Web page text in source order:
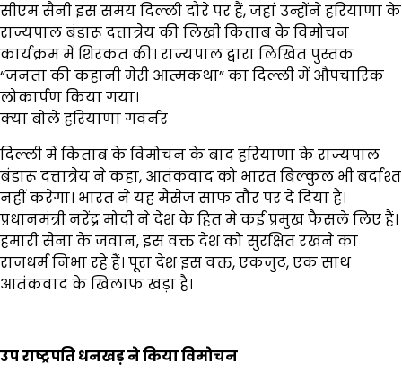
सीएम सैनी इस समय दिल्ली दौरे पर हैं, जहां उन्होंने हरियाणा के
राज्यपाल बंडारू दत्तात्रेय की लिखी किताब के विमोचन
कार्यक्रम में शिरकत की। राज्यपाल द्वारा लिखित पुस्तक
“जनता की कहानी मेरी आत्मकथा” का दिल्ली में औपचारिक
लोकार्पण किया गया।
क्या बोले हरियाणा गवर्नर
दिल्ली में किताब के विमोचन के बाद हरियाणा के राज्यपाल
बंडारू दत्तात्रेय ने कहा, आतंकवाद को भारत बिल्कुल भी बर्दाश्त
नहीं करेगा। भारत ने यह मैसेज साफ तौर पर दे दिया है।
प्रधानमंत्री नरेंद्र मोदी ने देश के हित मे कई प्रमुख फैसले लिए हैं।
हमारी सेना के जवान, इस वक्त देश को सुरक्षित रखने का
राजधर्म निभा रहे हैं। पूरा देश इस वक्त, एकजुट, एक साथ
आतंकवाद के खिलाफ खड़ा है।
उप राष्ट्रपति धनखड़ ने किया विमोचन